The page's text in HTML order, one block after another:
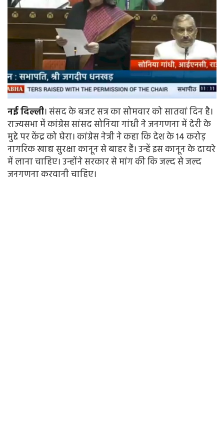
नईदिल्ली। संसद के बजट सत्र का सोमवार को सातवां दिन है।
राज्यसभा में कांग्रेस सांसद सोनिया गांधी ने जनगणना में देरी के
मुद्दे पर केंद्र को घेरा। कांग्रेस नेत्री ने कहा कि देश के 14 करोड़
नागरिक खाद्य सुरक्षा कानून से बाहर हैं। उन्हें इस कानून के दायरे
में लाना चाहिए। उन्होंने सरकार से मांग की कि जल्द से जल्द
जनगणना करवानी चाहिए।